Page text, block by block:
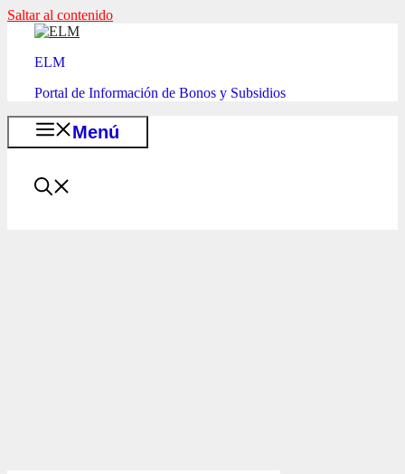
Saltar al contenido
ELM
Portal de Información de Bonos y Subsidios
Menú